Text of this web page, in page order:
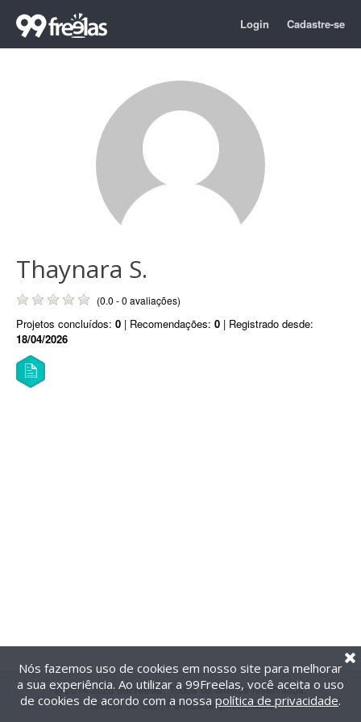
Login Cadastre-se
Thaynara S.
(0.0 - 0 avaliações)
Projetos concluídos: 0 | Recomendações: 0 | Registrado desde:
18/04/2026
@2014-2026 99Freelas. Todos os direitos reservados.
Termos de uso| Política de privacidade
Nós fazemos uso de cookies em nosso site para melhorar
a sua experiência. Ao utilizar a 99Freelas, você aceita o uso
de cookies de acordo com a nossa política de privacidade.